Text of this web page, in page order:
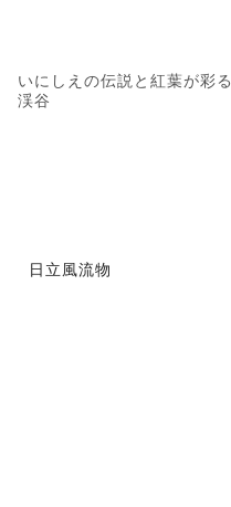
いにしえの伝説と紅葉が彩る
渓谷
日立風流物